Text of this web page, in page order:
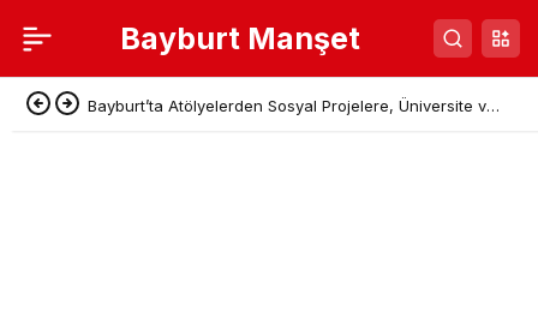
Bayburt Manşet
Bayburt’ta Atölyelerden Sosyal Projelere, Üniversite ve